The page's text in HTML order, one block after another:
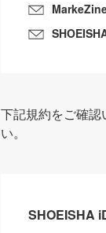
下記規約をご確
い。
SHOEISHA